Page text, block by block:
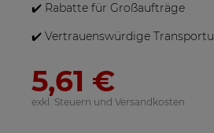
✔️ Rabatte für Großaufträge
✔️ Vertrauenswürdige
5,61 €
exkl. Steuern und Versandkosten